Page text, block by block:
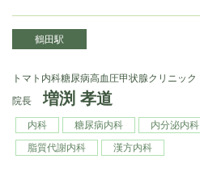
鶴田駅
トマト内科糖尿病高血圧甲状腺クリニック
院長
増渕 孝道
内科 糖尿病内科 内分泌内科
脂質代謝内科
漢方内科